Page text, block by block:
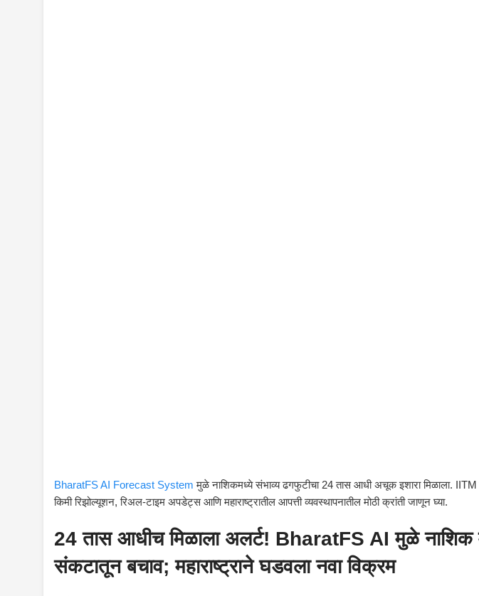
BharatFS AI Forecast System मुळे नाशिकमध्ये संभाव्य ढगफुटीचा 24 तास आधी अचूक इशारा मिळाला. IITM
किमी रिझोल्यूशन, रिअल-टाइम अपडेट्स आणि महाराष्ट्रातील आपत्ती व्यवस्थापनातील मोठी क्रांती जाणून घ्या.
24 तास आधीच मिळाला अलर्ट! BharatFS AI मुळे नाशिक
संकटातून बचाव; महाराष्ट्राने घडवला नवा विक्रम